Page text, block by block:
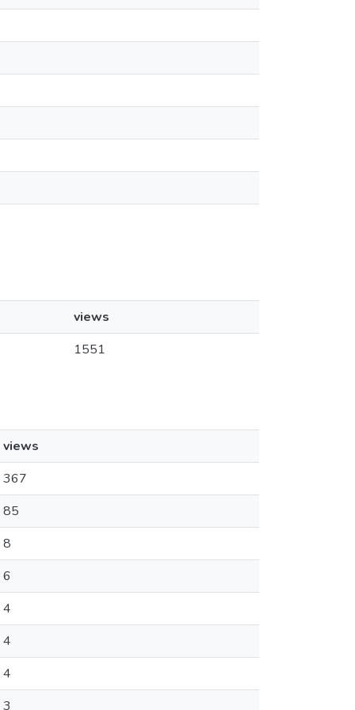
views
1551
views
367
85
8
6
4
4
4
3